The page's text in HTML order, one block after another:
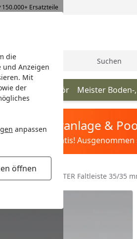
die
und Anzeigen
Mit
der
anpassen
öffnen
150.000+ Ersatzteile
Suche
Meister Zubehör Meister
Sandfilteranlage &
Filter&Pflege gratis!
Faltleisten MEISTER Faltleiste 35/35